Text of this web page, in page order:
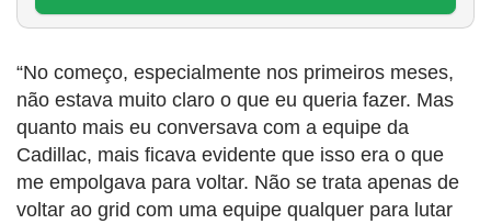
“No começo, especialmente nos primeiros meses,
não estava muito claro o que eu queria fazer. Mas
quanto mais eu conversava com a equipe da
Cadillac, mais ficava evidente que isso era o que
me empolgava para voltar. Não se trata apenas de
voltar ao grid com uma equipe qualquer para lutar